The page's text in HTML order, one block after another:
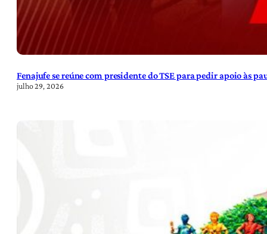
Fenajufe se reúne com presidente do TSE para pedir apoio às
julho 29, 2026